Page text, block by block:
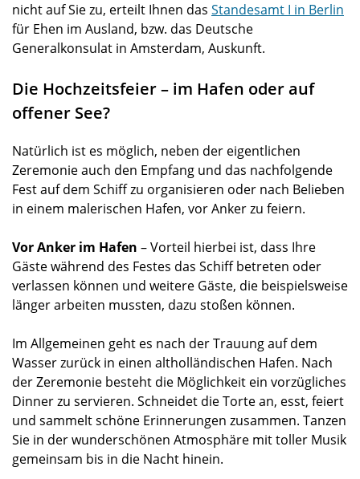
nicht auf Sie zu, erteilt Ihnen das Standesamt I in Berlin
für Ehen im Ausland, bzw. das Deutsche
Generalkonsulat in Amsterdam, Auskunft.
Die Hochzeitsfeier – im Hafen oder auf
offener See?
Natürlich ist es möglich, neben der eigentlichen
Zeremonie auch den Empfang und das nachfolgende
Fest auf dem Schiff zu organisieren oder nach Belieben
in einem malerischen Hafen, vor Anker zu feiern.
Vor Anker im Hafen – Vorteil hierbei ist, dass Ihre
Gäste während des Festes das Schiff betreten oder
verlassen können und weitere Gäste, die beispielsweise
länger arbeiten mussten, dazu stoßen können.
Im Allgemeinen geht es nach der Trauung auf dem
Wasser zurück in einen altholländischen Hafen. Nach
der Zeremonie besteht die Möglichkeit ein vorzügliches
Dinner zu servieren. Schneidet die Torte an, esst, feiert
und sammelt schöne Erinnerungen zusammen. Tanzen
Sie in der wunderschönen Atmosphäre mit toller Musik
gemeinsam bis in die Nacht hinein.